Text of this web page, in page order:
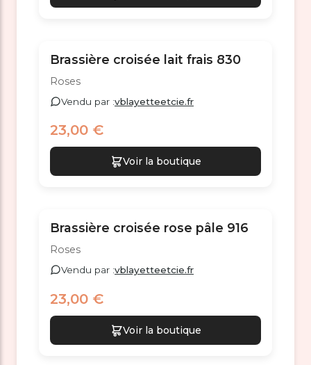
Brassière croisée lait frais 830
Roses
Vendu par :vblayetteetcie.fr
23,00 €
Voir la boutique
Brassière croisée rose pâle 916
Roses
Vendu par :vblayetteetcie.fr
23,00 €
Voir la boutique